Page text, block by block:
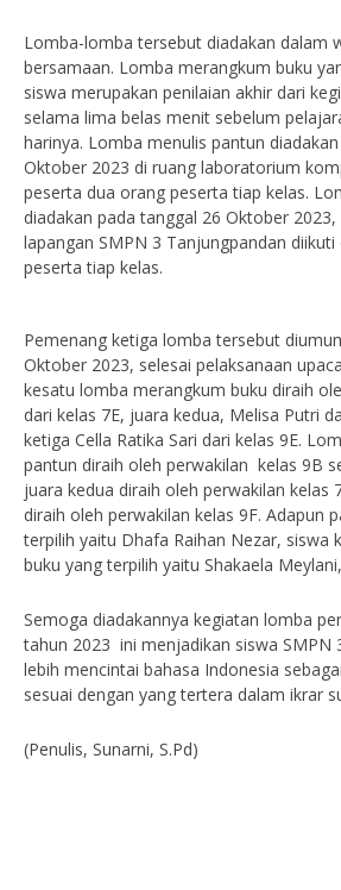
Lomba-lomba tersebut diadakan dalam
bersamaan. Lomba merangkum buku
siswa merupakan penilaian akhir dari
selama lima belas menit sebelum
harinya. Lomba menulis pantun
Oktober 2023 di ruang laboratorium
peserta dua orang peserta tiap kelas.
diadakan pada tanggal 26 Oktober
lapangan SMPN 3 Tanjungpandan
peserta tiap kelas.
Pemenang ketiga lomba tersebut
Oktober 2023, selesai pelaksanaan
kesatu lomba merangkum buku diraih
dari kelas 7E, juara kedua, Melisa Putri
ketiga Cella Ratika Sari dari kelas 9E.
pantun diraih oleh perwakilan kelas 9B
juara kedua diraih oleh perwakilan kelas
diraih oleh perwakilan kelas 9F. Adapun
terpilih yaitu Dhafa Raihan Nezar, siswa
buku yang terpilih yaitu Shakaela
Semoga diadakannya kegiatan lomba
tahun 2023 ini menjadikan siswa SMPN
lebih mencintai bahasa Indonesia
sesuai dengan yang tertera dalam ikrar
(Penulis, Sunarni, S.Pd)